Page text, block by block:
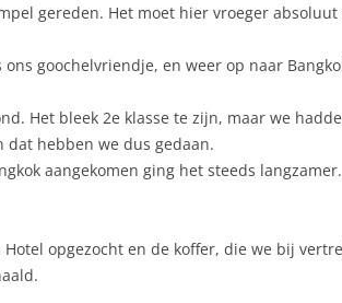
gereden. Het moet hier vroeger
goochelvriendje, en weer op naar
Het bleek 2e klasse te zijn, maar we
hebben we dus gedaan.
aangekomen ging het steeds
opgezocht en de koffer, die we bij